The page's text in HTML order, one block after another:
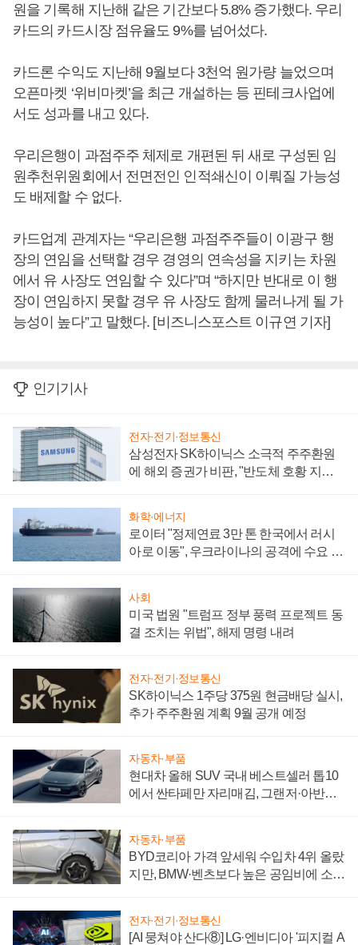
원을 기록해 지난해 같은 기간보다 5.8% 증가했다. 우리
카드의 카드시장 점유율도 9%를 넘어섰다.
카드론 수익도 지난해 9월보다 3천억 원가량 늘었으며
오픈마켓 ‘위비마켓’을 최근 개설하는 등 핀테크사업에
서도 성과를 내고 있다.
우리은행이 과점주주 체제로 개편된 뒤 새로 구성된 임
원추천위원회에서 전면전인 인적쇄신이 이뤄질 가능성
도 배제할 수 없다.
카드업계 관계자는 “우리은행 과점주주들이 이광구 행
장의 연임을 선택할 경우 경영의 연속성을 지키는 차원
에서 유 사장도 연임할 수 있다”며 “하지만 반대로 이 행
장이 연임하지 못할 경우 유 사장도 함께 물러나게 될 가
능성이 높다”고 말했다. [비즈니스포스트 이규연 기자]
인기기사
전자·전기·정보통신
삼성전자 SK하이닉스 소극적 주주환원
에 해외 증권가 비판, "반도체 호황 지속
화학·에너지
로이터 "정제연료 3만 톤 한국에서 러시
아로 이동", 우크라이나의 공격에 수요 늘
사회
미국 법원 "트럼프 정부 풍력 프로젝트 동
결 조치는 위법", 해제 명령 내려
전자·전기·정보통신
SK하이닉스 1주당 375원 현금배당 실시,
추가 주주환원 계획 9월 공개 예정
자동차·부품
현대차 올해 SUV 국내 베스트셀러 톱10
에서 싼타페만 자리매김, 그랜저·아반떼
자동차·부품
BYD코리아 가격 앞세워 수입차 4위 올랐
지만, BMW·벤츠보다 높은 공임비에 소비
전자·전기·정보통신
[AI 뭉쳐야 산다⑧] LG·엔비디아 '피지컬 A